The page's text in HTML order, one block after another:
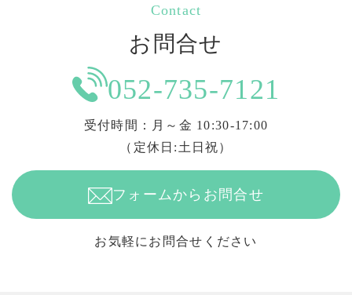
Contact
お問合せ
フォームからお問合せ
お気軽にお問合せください
052-735-7121
受付時間：月～金 10:30-17:00
（定休日:土日祝）